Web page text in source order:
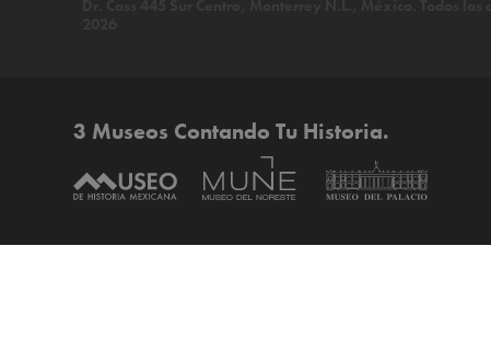
3 Museos Contando Tu Historia.